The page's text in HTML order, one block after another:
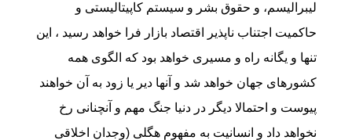
لیبرالیسم، و حقوق بشر و سیستم کاپیتالیستی و
حاکمیت اجتناب ناپذیر اقتصاد بازار فرا خواهد رسید ، این
تنها و یگانه راه و مسیری خواهد بود که الگوی همه
کشورهای جهان خواهد شد و آنها دیر یا زود به آن خواهند
پیوست و احتمالا دیگر در دنیا جنگ مهم و آنچنانی رخ
نخواهد داد و انسانیت به مفهوم هگلی (وجدان اخلاقی